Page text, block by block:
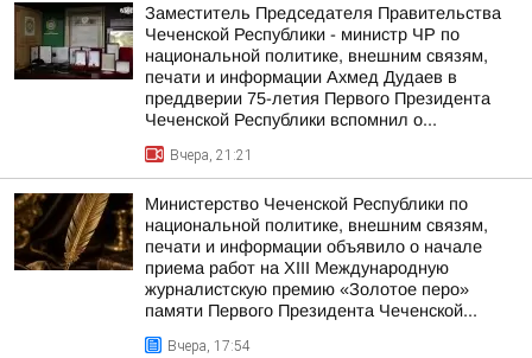
Заместитель Председателя Правительства
Чеченской Республики - министр ЧР по
национальной политике, внешним связям,
печати и информации Ахмед Дудаев в
преддверии 75-летия Первого Президента
Чеченской Республики вспомнил о...
Вчера, 21:21
Министерство Чеченской Республики по
национальной политике, внешним связям,
печати и информации объявило о начале
приема работ на XIII Международную
журналистскую премию «Золотое перо»
памяти Первого Президента Чеченской...
Вчера, 17:54